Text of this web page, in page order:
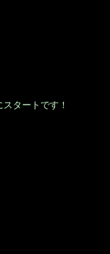
タートです！